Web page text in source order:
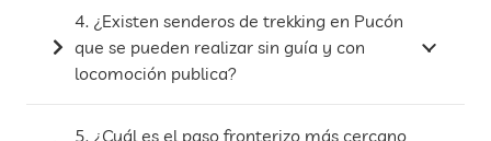
4. ¿Existen senderos de trekking en Pucón
que se pueden realizar sin guía y con
locomoción publica?
5. ¿Cuál es el paso fronterizo más cercano